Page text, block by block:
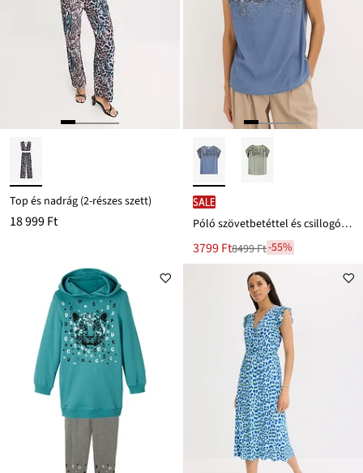
Top és nadrág (2-részes szett)
18 999 Ft
SALE
Póló szövetbetéttel és csillogó kövekkel
Új
ár
3799 Ft
Leárazva8499 Ft-55%